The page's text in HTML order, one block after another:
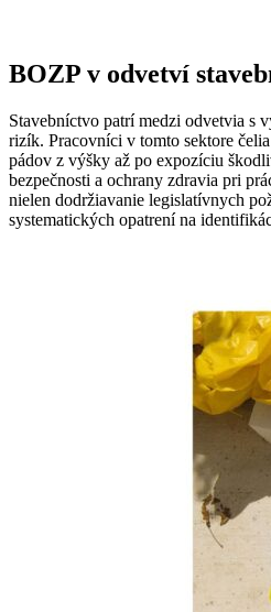
BOZP v odvetví
Stavebníctvo patrí medzi odvetvia s
rizík. Pracovníci v tomto sektore
pádov z výšky až po expozíciu
bezpečnosti a ochrany zdravia pri
nielen dodržiavanie legislatívnych
systematických opatrení na